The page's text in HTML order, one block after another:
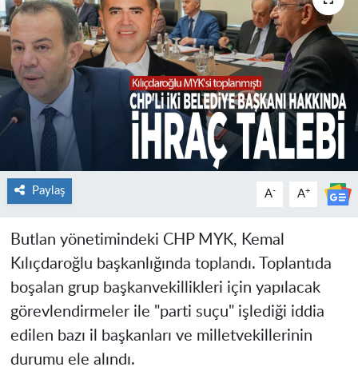
Paylaş A- A+
Butlan yönetimindeki CHP MYK, Kemal
Kılıçdaroğlu başkanlığında toplandı. Toplantıda
boşalan grup başkanvekillikleri için yapılacak
görevlendirmeler ile "parti suçu" işlediği iddia
edilen bazı il başkanları ve milletvekillerinin
durumu ele alındı.